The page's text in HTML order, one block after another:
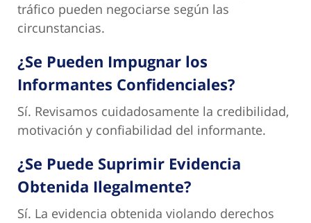
tráfico pueden negociarse según las
circunstancias.
¿Se Pueden Impugnar los
Informantes Confidenciales?
Sí. Revisamos cuidadosamente la credibilidad,
motivación y confiabilidad del informante.
¿Se Puede Suprimir Evidencia
Obtenida Ilegalmente?
Sí. La evidencia obtenida violando derechos